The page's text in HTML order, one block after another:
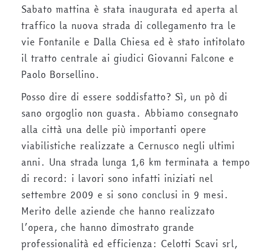
Sabato mattina è stata inaugurata ed aperta al
traffico la nuova strada di collegamento tra le
vie Fontanile e Dalla Chiesa ed è stato intitolato
il tratto centrale ai giudici Giovanni Falcone e
Paolo Borsellino.
Posso dire di essere soddisfatto? Sì, un pò di
sano orgoglio non guasta. Abbiamo consegnato
alla città una delle più importanti opere
viabilistiche realizzate a Cernusco negli ultimi
anni. Una strada lunga 1,6 km terminata a tempo
di record: i lavori sono infatti iniziati nel
settembre 2009 e si sono conclusi in 9 mesi.
Merito delle aziende che hanno realizzato
l’opera, che hanno dimostrato grande
professionalità ed efficienza: Celotti Scavi srl,